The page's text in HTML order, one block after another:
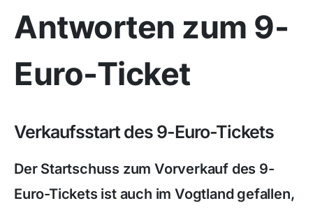
Antworten zum 9-
Euro-Ticket
Verkaufsstart des 9-Euro-Tickets
Der Startschuss zum Vorverkauf des 9-
Euro-Tickets ist auch im Vogtland gefallen,